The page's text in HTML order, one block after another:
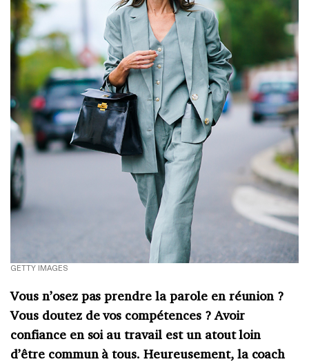
GETTY IMAGES
Vous n’osez pas prendre la parole en réunion ?
Vous doutez de vos compétences ? Avoir
confiance en soi au travail est un atout loin
d’être commun à tous. Heureusement, la coach